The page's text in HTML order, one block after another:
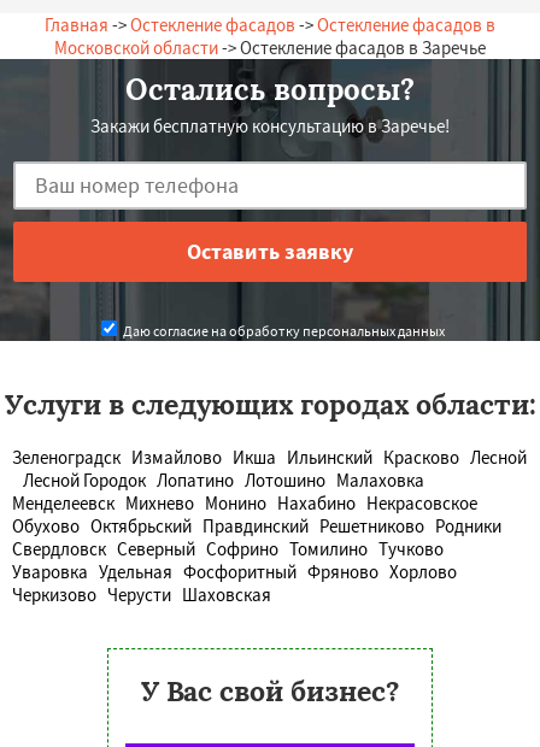
Главная ->Остекление фасадов ->Остекление фасадов в
Московской области-> Остекление фасадов в Заречье
Остались вопросы?
Закажи бесплатную консультацию в Заречье!
Даю согласие на обработку персональных данных
Услуги в следующих городах области:
Зеленоградск Измайлово Икша Ильинский Красково Лесной
Лесной Городок Лопатино Лотошино Малаховка
Менделеевск Михнево Монино Нахабино Некрасовское
Обухово Октябрьский Правдинский Решетниково Родники
Свердловск Северный Софрино Томилино Тучково
Уваровка Удельная Фосфоритный Фряново Хорлово
Черкизово Черусти Шаховская
У Вас свой бизнес?